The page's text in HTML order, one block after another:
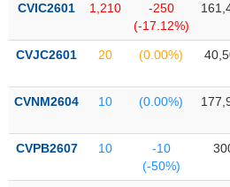
CVIC2601 1,210
-250
(-17.12%)
CVJC2601 20 (0.00%)
CVNM2604 10 (0.00%)
CVPB2607 10
-10
(-50%)
TIN